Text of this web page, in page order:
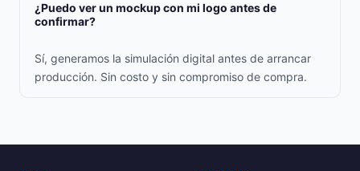
¿Puedo ver un mockup con mi logo antes de
confirmar?
Sí, generamos la simulación digital antes de arrancar
producción. Sin costo y sin compromiso de compra.